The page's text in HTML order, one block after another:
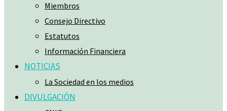
Miembros
Consejo Directivo
Estatutos
Información Financiera
NOTICIAS
La Sociedad en los medios
DIVULGACIÓN